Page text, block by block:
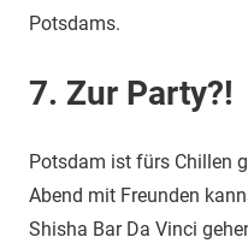
Potsdams.
7. Zur Party?!
Potsdam ist fürs Chillen
Abend mit Freunden
Shisha Bar Da Vinci